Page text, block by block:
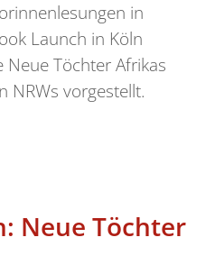
in
Launch in Köln
Töchter Afrikas
NRWs vorgestellt.
Neue Töchter